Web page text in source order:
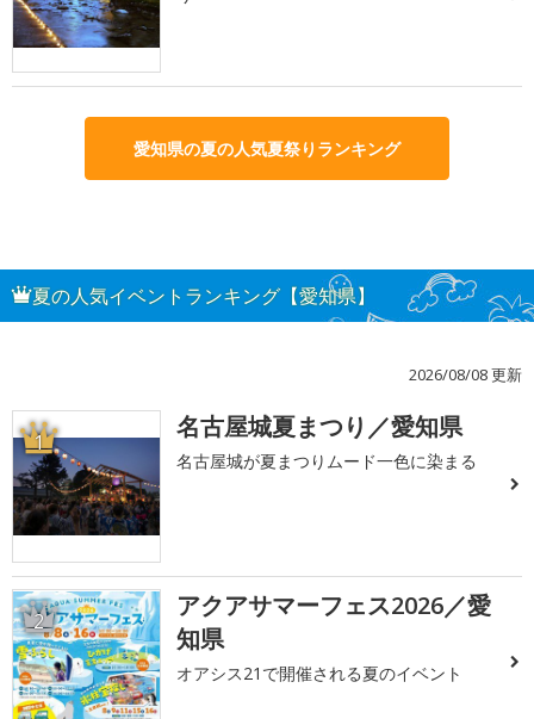
愛知県の夏の人気夏祭りランキング
夏の人気イベントランキング【愛知県】
2026/08/08 更新
1 名古屋城夏まつり／愛知県
名古屋城が夏まつりムード一色に染まる
2
アクアサマーフェス2026／愛
知県
オアシス21で開催される夏のイベント